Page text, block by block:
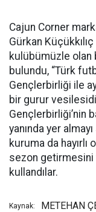
Cajun Corner
Gürkan
kulübümüzle olan
bulundu, “Türk
Gençlerbirliği ile
bir gurur
Gençlerbirliği’nin
yanında yer
kuruma da hayırlı
sezon getirmesini
kullandılar.
Kaynak: METEHAN